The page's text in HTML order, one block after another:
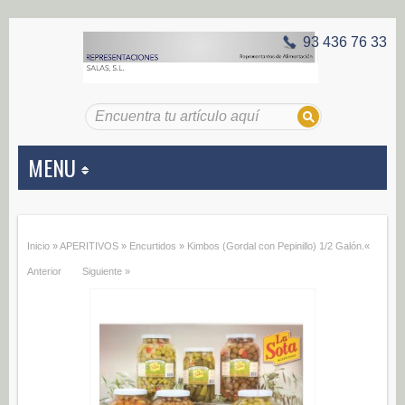
93 436 76 33
MENU
Champiñones (0)
Ecológico (0)
Inicio »APERITIVOS » Encurtidos » Kimbos (Gordal con Pepinillo) 1/2 Galón. «
Anterior Siguiente »